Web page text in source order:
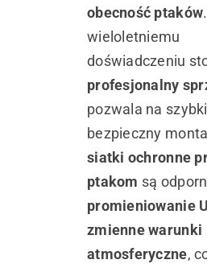
obecność ptaków
wieloletniemu
doświadczeniu
profesjonalny
pozwala na
bezpieczny
siatki ochronne
ptakom są
promieniowanie
zmienne warunki
atmosferyczne,